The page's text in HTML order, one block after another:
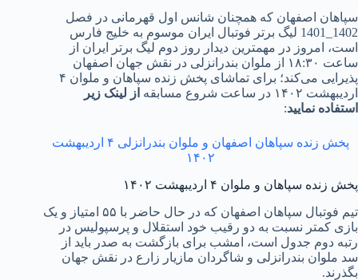
سپاهان اصفهان که همچنان شانس اول قهرمانی در فصل
1402_1401 لیگ برتر فوتبال ایران موسوم به خلیج فارس
است، امروز در مهمترین دیدار روز دوم لیگ برتر ایران از
ساعت ۱۸:۳۰ از ملوان بندرانزلی در نقش جهان اصفهان
پذیرایی می‌کند؛ برای تماشای پخش زنده سپاهان و ملوان ۴
اردیبهشت ۱۴۰۲ در ساعت شروع مسابقه
از لینک زیر
استفاده نمایید:
پخش زنده سپاهان اصفهان و ملوان بندرانزلی ۴ اردیبهشت
۱۴۰۲
پخش زنده سپاهان و ملوان ۴ اردیبهشت ۱۴۰۲
تیم فوتبال سپاهان اصفهان که در حال حاضر با ۵۵ امتیاز و یک
بازی کمتر نسبت به دو رقیب خود استقلال و پرسپولیس در
رتبه دوم جدول است، امشب برای بازگشت به صدر باید از
سد ملوان بندرانزلی و شاگردان مازیار زارع در نقش جهان
بگذرند.